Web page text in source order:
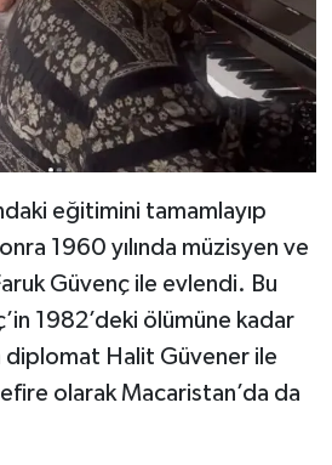
eğitimini tamamlayıp
1960 yılında müzisyen ve
Güvenç ile evlendi. Bu
1982’deki ölümüne kadar
diplomat Halit Güvener ile
olarak Macaristan’da da